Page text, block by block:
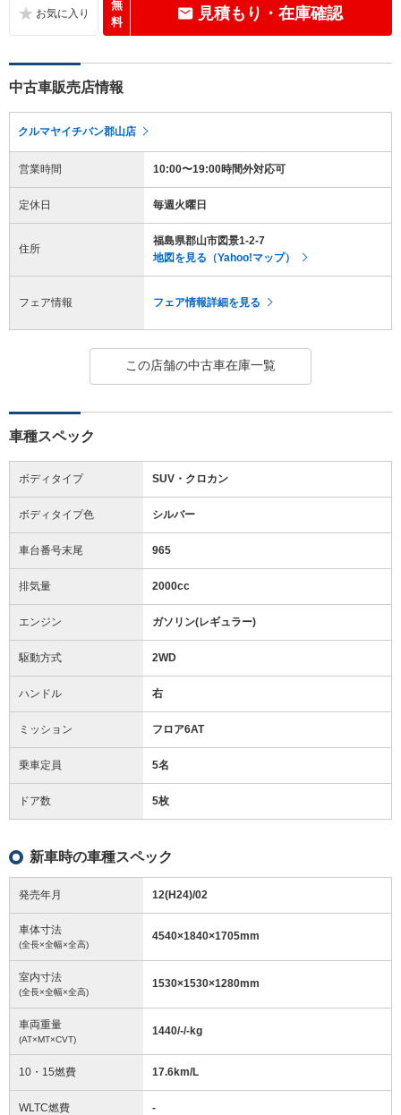
無
料
見積もり・在庫確認
中古車販売店情報
クルマヤイチバン郡山店
営業時間 10:00〜19:00時間外対応可
定休日 毎週火曜日
住所
福島県郡山市図景1-2-7
地図を見る（Yahoo!マップ）
フェア情報 フェア情報詳細を見る
この店舗の中古車在庫一覧
車種スペック
ボディタイプ SUV・クロカン
ボディタイプ色 シルバー
車台番号末尾 965
排気量 2000cc
エンジン ガソリン(レギュラー)
駆動方式 2WD
ハンドル 右
ミッション フロア6AT
乗車定員 5名
ドア数 5枚
新車時の車種スペック
発売年月 12(H24)/02
車体寸法
(全長×全幅×全高)
4540×1840×1705mm
室内寸法
(全長×全幅×全高)
1530×1530×1280mm
車両重量
(AT×MT×CVT)
1440/-/-kg
10・15燃費 17.6km/L
WLTC燃費 -